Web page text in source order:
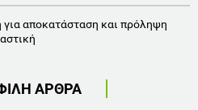
αποκατάσταση και πρόληψη
ΑΡΘΡΑ